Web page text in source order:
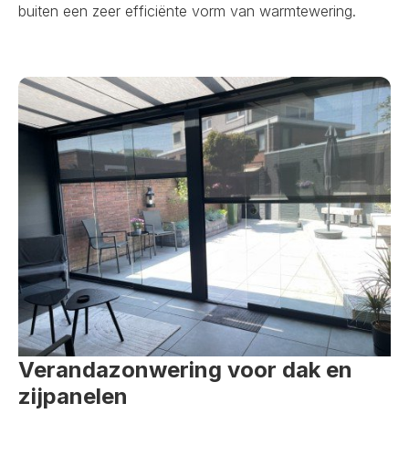
buiten een zeer efficiënte vorm van warmtewering.
Verandazonwering voor dak en
zijpanelen